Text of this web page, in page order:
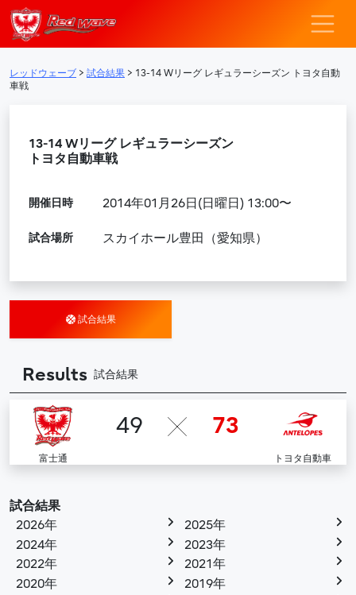
メインナビゲーション
レッドウェー
レッドウェーブ > 試合結果 > 13-14 Wリーグ レギュラーシーズン トヨタ自動
車戦
13-14 Wリーグ レギュラーシーズン
トヨタ自動車戦
開催日時 2014年01月26日(日曜日) 13:00〜
試合場所 スカイホール豊田（愛知県）
試合結果
Results 試合結果
49 73
富士通 トヨタ自動車
試合結果
2026年
2025年
2024年
2023年
2022年
2021年
2020年
2019年